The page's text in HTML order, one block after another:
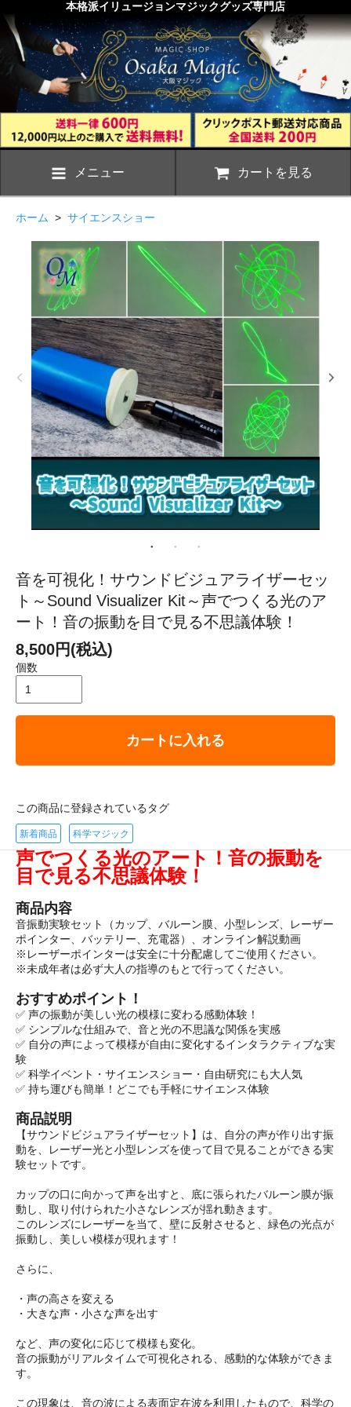
本格派イリュージョンマジックグッズ専門店
メニュー カートを見る
ホーム > サイエンスショー
音を可視化！サウンドビジュアライザーセッ
ト～Sound Visualizer Kit～声でつくる光のア
ート！音の振動を目で見る不思議体験！
8,500円(税込)
個数
カートに入れる
この商品に登録されているタグ
新着商品 科学マジック
声でつくる光のアート！音の振動を
目で見る不思議体験！
商品内容
音振動実験セット（カップ、バルーン膜、小型レンズ、レーザー
ポインター、バッテリー、充電器）、オンライン解説動画
※レーザーポインターは安全に十分配慮してご使用ください。
※未成年者は必ず大人の指導のもとで行ってください。
おすすめポイント！
✅ 声の振動が美しい光の模様に変わる感動体験！
✅ シンプルな仕組みで、音と光の不思議な関係を実感
✅ 自分の声によって模様が自由に変化するインタラクティブな実
験
✅ 科学イベント・サイエンスショー・自由研究にも大人気
✅ 持ち運びも簡単！どこでも手軽にサイエンス体験
商品説明
【サウンドビジュアライザーセット】は、自分の声が作り出す振
動を、レーザー光と小型レンズを使って目で見ることができる実
験セットです。
カップの口に向かって声を出すと、底に張られたバルーン膜が振
動し、取り付けられた小さなレンズが揺れ動きます。
このレンズにレーザーを当て、壁に反射させると、緑色の光点が
振動し、美しい模様が現れます！
さらに、
・声の高さを変える
・大きな声・小さな声を出す
など、声の変化に応じて模様も変化。
音の振動がリアルタイムで可視化される、感動的な体験ができま
す。
この現象は、音の波による表面定在波を利用したもので、科学の